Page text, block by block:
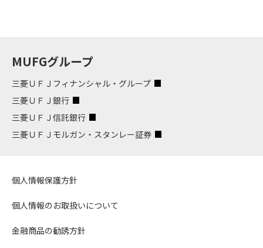
MUFGグループ
三菱ＵＦＪフィナンシャル・グループ
三菱ＵＦＪ銀行
三菱ＵＦＪ信託銀行
三菱ＵＦＪモルガン・スタンレー証券
個人情報保護方針
個人情報のお取扱いについて
金融商品の勧誘方針